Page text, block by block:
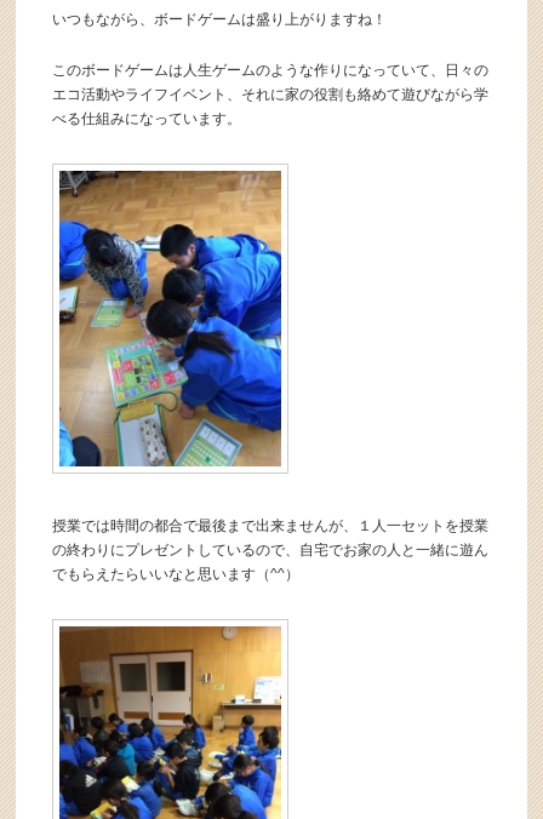
いつもながら、ボードゲームは盛り上がりますね！
このボードゲームは人生ゲームのような作りになっていて、日々の
エコ活動やライフイベント、それに家の役割も絡めて遊びながら学
べる仕組みになっています。
授業では時間の都合で最後まで出来ませんが、１人一セットを授業
の終わりにプレゼントしているので、自宅でお家の人と一緒に遊ん
でもらえたらいいなと思います（^^）